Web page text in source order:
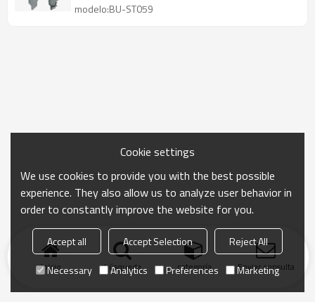
modelo:BU-ST059
Inicio búsqueda categoría Enviar consulta
Cookie settings
We use cookies to provide you with the best possible
experience. They also allow us to analyze user behavior in
order to constantly improve the website for you.
Accept all Accept Selection
Reject All
Necessary
Analytics Preferences Marketing